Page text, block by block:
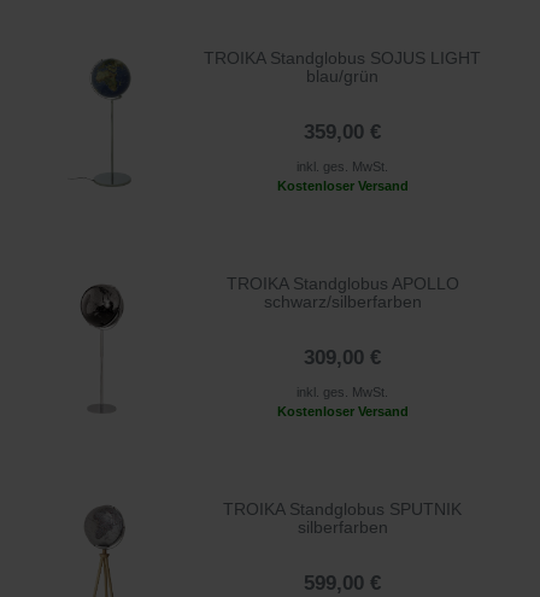
TROIKA Standglobus SOJUS LIGHT
blau/grün
359,00 €
inkl. ges. MwSt.
Kostenloser Versand
TROIKA Standglobus APOLLO
schwarz/silberfarben
309,00 €
inkl. ges. MwSt.
Kostenloser Versand
TROIKA Standglobus SPUTNIK
silberfarben
599,00 €